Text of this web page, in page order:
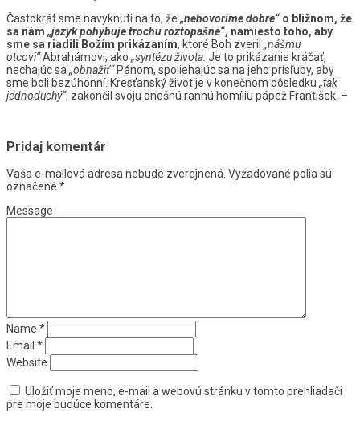
Častokrát sme navyknutí na to, že „nehovoríme dobre“ o blížnom, že
sa nám „jazyk pohybuje trochu roztopašne“, namiesto toho, aby
sme sa riadili Božím prikázaním, ktoré Boh zveril „nášmu
otcovi“Abrahámovi, ako „syntézu života:Je to prikázanie kráčať,
nechajúc sa „obnažiť“Pánom, spoliehajúc sa na jeho prísľuby, aby
sme boli bezúhonní. Kresťanský život je v konečnom dôsledku „tak
jednoduchý“, zakončil svoju dnešnú rannú homíliu pápež František. –
Pridaj komentár
Vaša e-mailová adresa nebude zverejnená. Vyžadované polia sú
označené *
Message
Name *
Email *
Website
Uložiť moje meno, e-mail a webovú stránku v tomto prehliadači
pre moje budúce komentáre.